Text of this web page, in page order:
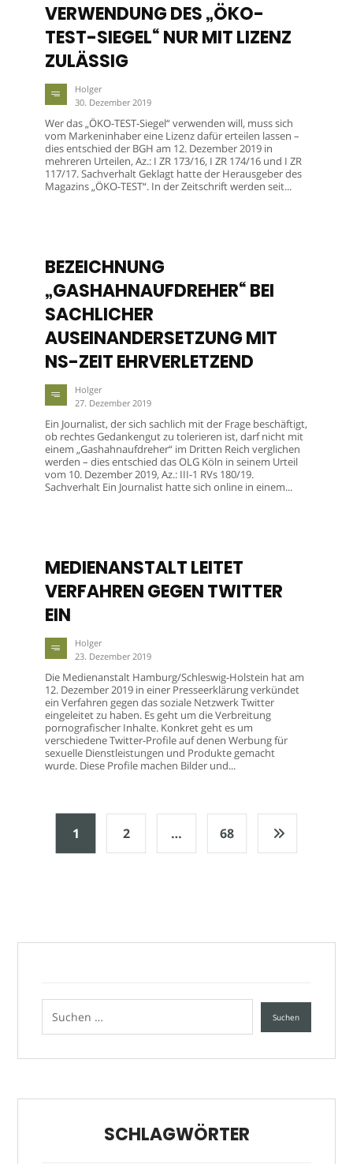
VERWENDUNG DES „ÖKO-
TEST-SIEGEL“ NUR MIT LIZENZ
ZULÄSSIG
Holger
30. Dezember 2019
Wer das „ÖKO-TEST-Siegel“ verwenden will, muss sich
vom Markeninhaber eine Lizenz dafür erteilen lassen –
dies entschied der BGH am 12. Dezember 2019 in
mehreren Urteilen, Az.: I ZR 173/16, I ZR 174/16 und I ZR
117/17. Sachverhalt Geklagt hatte der Herausgeber des
Magazins „ÖKO-TEST“. In der Zeitschrift werden seit...
BEZEICHNUNG
„GASHAHNAUFDREHER“ BEI
SACHLICHER
AUSEINANDERSETZUNG MIT
NS-ZEIT EHRVERLETZEND
Holger
27. Dezember 2019
Ein Journalist, der sich sachlich mit der Frage beschäftigt,
ob rechtes Gedankengut zu tolerieren ist, darf nicht mit
einem „Gashahnaufdreher“ im Dritten Reich verglichen
werden – dies entschied das OLG Köln in seinem Urteil
vom 10. Dezember 2019, Az.: III-1 RVs 180/19.
Sachverhalt Ein Journalist hatte sich online in einem...
MEDIENANSTALT LEITET
VERFAHREN GEGEN TWITTER
EIN
Holger
23. Dezember 2019
Die Medienanstalt Hamburg/Schleswig-Holstein hat am
12. Dezember 2019 in einer Presseerklärung verkündet
ein Verfahren gegen das soziale Netzwerk Twitter
eingeleitet zu haben. Es geht um die Verbreitung
pornografischer Inhalte. Konkret geht es um
verschiedene Twitter-Profile auf denen Werbung für
sexuelle Dienstleistungen und Produkte gemacht
wurde. Diese Profile machen Bilder und...
1 2 … 68
SCHLAGWÖRTER